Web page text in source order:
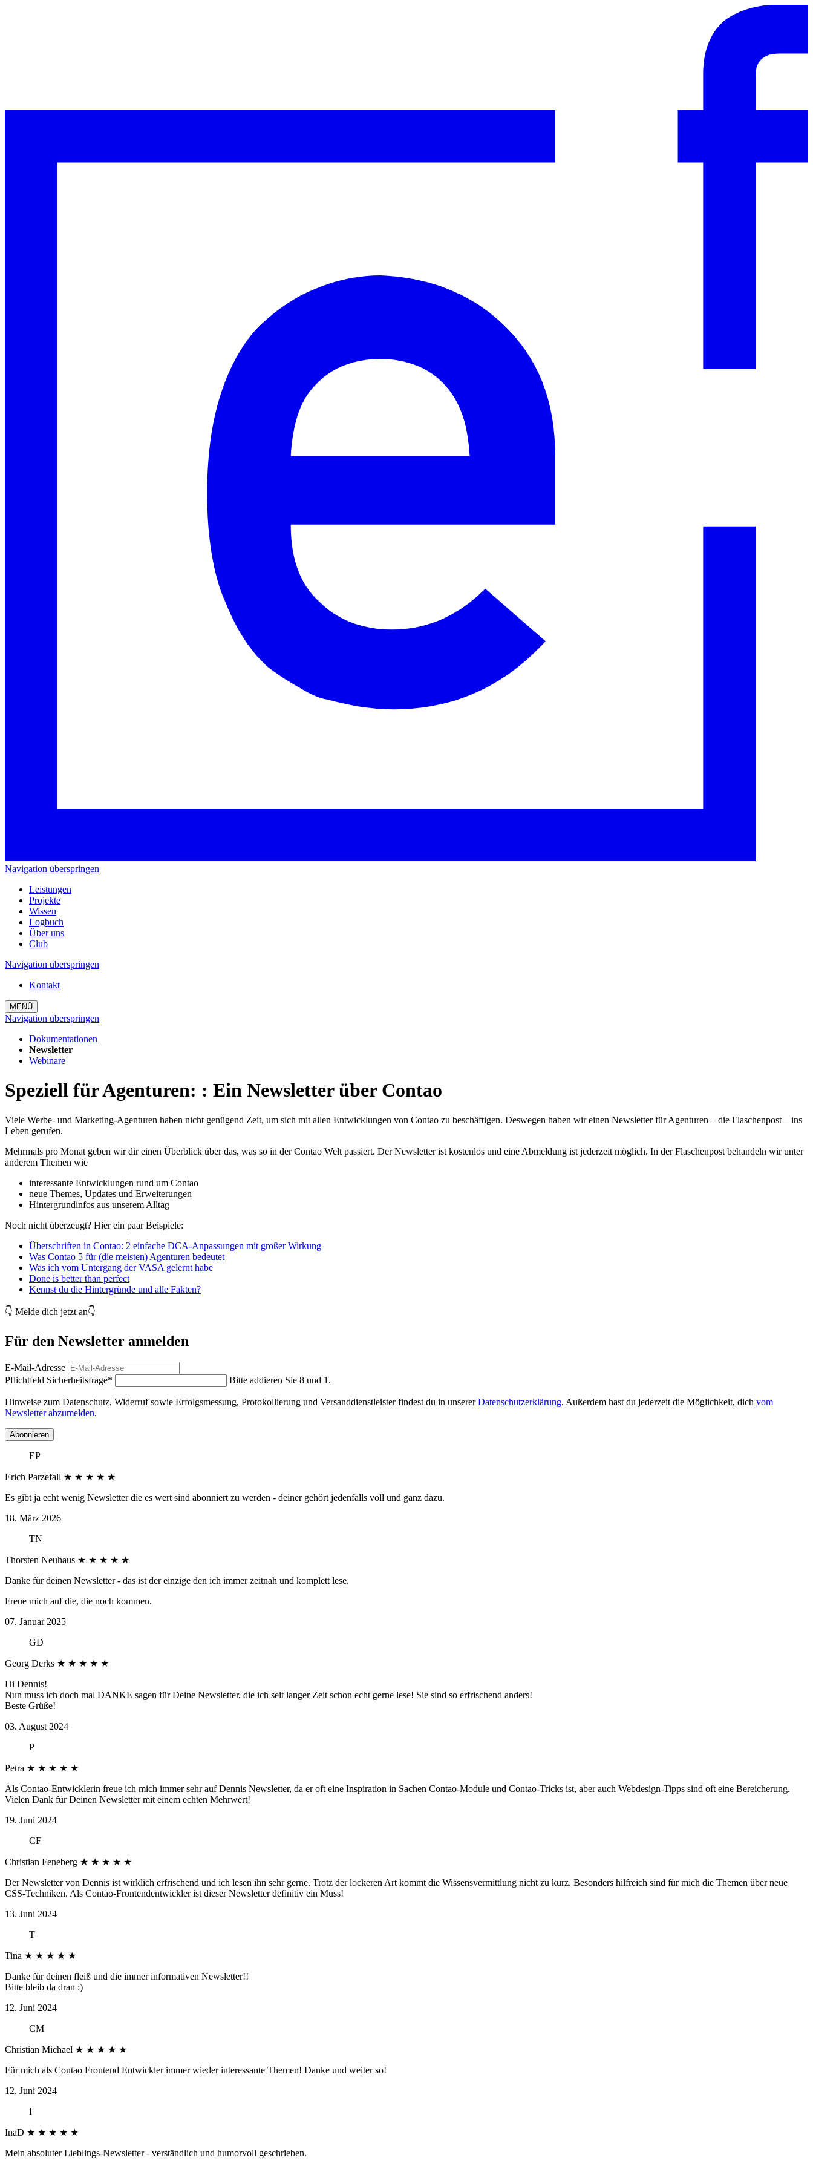
Navigation überspringen
Leistungen
Projekte
Wissen
Logbuch
Über uns
Club
Navigation überspringen
Kontakt
MENÜ
Navigation überspringen
Dokumentationen
Newsletter
Webinare
Speziell für Agenturen: : Ein Newsletter über Contao
Viele Werbe- und Marketing-Agenturen haben nicht genügend Zeit, um sich mit allen Entwicklungen von Contao zu beschäftigen. Deswegen haben wir einen Newsletter für Agenturen – die Flaschenpost – ins
Leben gerufen.
Mehrmals pro Monat geben wir dir einen Überblick über das, was so in der Contao Welt passiert. Der Newsletter ist kostenlos und eine Abmeldung ist jederzeit möglich. In der Flaschenpost behandeln wir unter
anderem Themen wie
interessante Entwicklungen rund um Contao
neue Themes, Updates und Erweiterungen
Hintergrundinfos aus unserem Alltag
Noch nicht überzeugt? Hier ein paar Beispiele:
Überschriften in Contao: 2 einfache DCA-Anpassungen mit großer Wirkung
Was Contao 5 für (die meisten) Agenturen bedeutet
Was ich vom Untergang der VASA gelernt habe
Done is better than perfect
Kennst du die Hintergründe und alle Fakten?
👇 Melde dich jetzt an👇
Für den Newsletter anmelden
E-Mail-Adresse
Pflichtfeld Sicherheitsfrage* Bitte addieren Sie 8 und 1.
Hinweise zum Datenschutz, Widerruf sowie Erfolgsmessung, Protokollierung und Versanddienstleister findest du in unsererDatenschutzerklärung. Außerdem hast du jederzeit die Möglichkeit, dich vom
Newsletter abzumelden.
Abonnieren
EP
Erich Parzefall ★ ★ ★ ★ ★
Es gibt ja echt wenig Newsletter die es wert sind abonniert zu werden - deiner gehört jedenfalls voll und ganz dazu.
18. März 2026
TN
Thorsten Neuhaus ★ ★ ★ ★ ★
Danke für deinen Newsletter - das ist der einzige den ich immer zeitnah und komplett lese.
Freue mich auf die, die noch kommen.
07. Januar 2025
GD
Georg Derks ★ ★ ★ ★ ★
Hi Dennis!
Nun muss ich doch mal DANKE sagen für Deine Newsletter, die ich seit langer Zeit schon echt gerne lese! Sie sind so erfrischend anders!
Beste Grüße!
03. August 2024
P
Petra ★ ★ ★ ★ ★
Als Contao-Entwicklerin freue ich mich immer sehr auf Dennis Newsletter, da er oft eine Inspiration in Sachen Contao-Module und Contao-Tricks ist, aber auch Webdesign-Tipps sind oft eine Bereicherung.
Vielen Dank für Deinen Newsletter mit einem echten Mehrwert!
19. Juni 2024
CF
Christian Feneberg ★ ★ ★ ★ ★
Der Newsletter von Dennis ist wirklich erfrischend und ich lesen ihn sehr gerne. Trotz der lockeren Art kommt die Wissensvermittlung nicht zu kurz. Besonders hilfreich sind für mich die Themen über neue
CSS-Techniken. Als Contao-Frontendentwickler ist dieser Newsletter definitiv ein Muss!
13. Juni 2024
T
Tina ★ ★ ★ ★ ★
Danke für deinen fleiß und die immer informativen Newsletter!!
Bitte bleib da dran :)
12. Juni 2024
CM
Christian Michael ★ ★ ★ ★ ★
Für mich als Contao Frontend Entwickler immer wieder interessante Themen! Danke und weiter so!
12. Juni 2024
I
InaD ★ ★ ★ ★ ★
Mein absoluter Lieblings-Newsletter - verständlich und humorvoll geschrieben.